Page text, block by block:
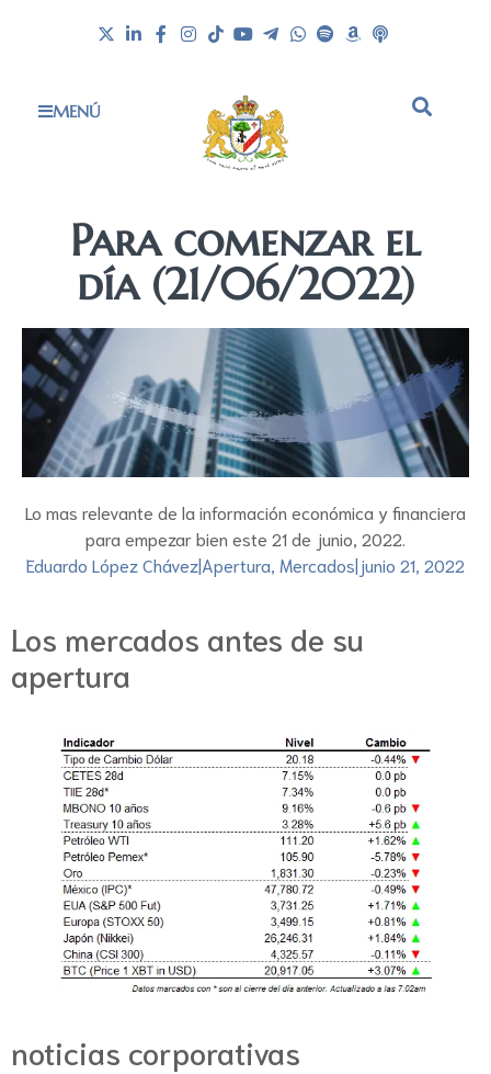
MENÚ
Para comenzar el
día (21/06/2022)
Lo mas relevante de la información económica y financiera
para empezar bien este 21 de junio, 2022.
Eduardo López Chávez|Apertura, Mercados|junio 21, 2022
Los mercados antes de su
apertura
noticias corporativas